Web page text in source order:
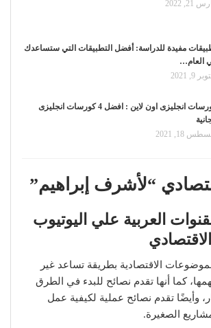
21, 2022
مفيدة للدراسة: أفضل التطبيقات التي ستساعدك
العام…
9, 2021
كورسات انجليزى اون لاين : افضل 4 كورسات انجليزى
18, 2021
“لأشرف إبراهيم”
العربية علي اليوتيوب
الاقتصادية بطريقة تساعد غير
كما أنها تقدم نصائح للبدء في الطرق
وأيضًا تقدم نصائح عملية لكيفية عمل
الصغيرة.